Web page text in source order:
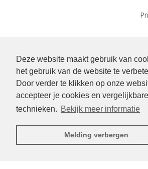
Deze website maakt gebruik van
het gebruik van de website te
Door verder te klikken op onze
accepteer je cookies en vergelijkbare
technieken. Bekijk meer informatie
Melding verbergen